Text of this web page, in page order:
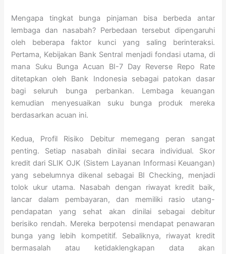
Mengapa tingkat bunga pinjaman bisa berbeda antar
lembaga dan nasabah? Perbedaan tersebut dipengaruhi
oleh beberapa faktor kunci yang saling berinteraksi.
Pertama, Kebijakan Bank Sentral menjadi fondasi utama, di
mana Suku Bunga Acuan BI-7 Day Reverse Repo Rate
ditetapkan oleh Bank Indonesia sebagai patokan dasar
bagi seluruh bunga perbankan. Lembaga keuangan
kemudian menyesuaikan suku bunga produk mereka
berdasarkan acuan ini.
Kedua, Profil Risiko Debitur memegang peran sangat
penting. Setiap nasabah dinilai secara individual. Skor
kredit dari SLIK OJK (Sistem Layanan Informasi Keuangan)
yang sebelumnya dikenal sebagai BI Checking, menjadi
tolok ukur utama. Nasabah dengan riwayat kredit baik,
lancar dalam pembayaran, dan memiliki rasio utang-
pendapatan yang sehat akan dinilai sebagai debitur
berisiko rendah. Mereka berpotensi mendapat penawaran
bunga yang lebih kompetitif. Sebaliknya, riwayat kredit
bermasalah atau ketidaklengkapan data akan